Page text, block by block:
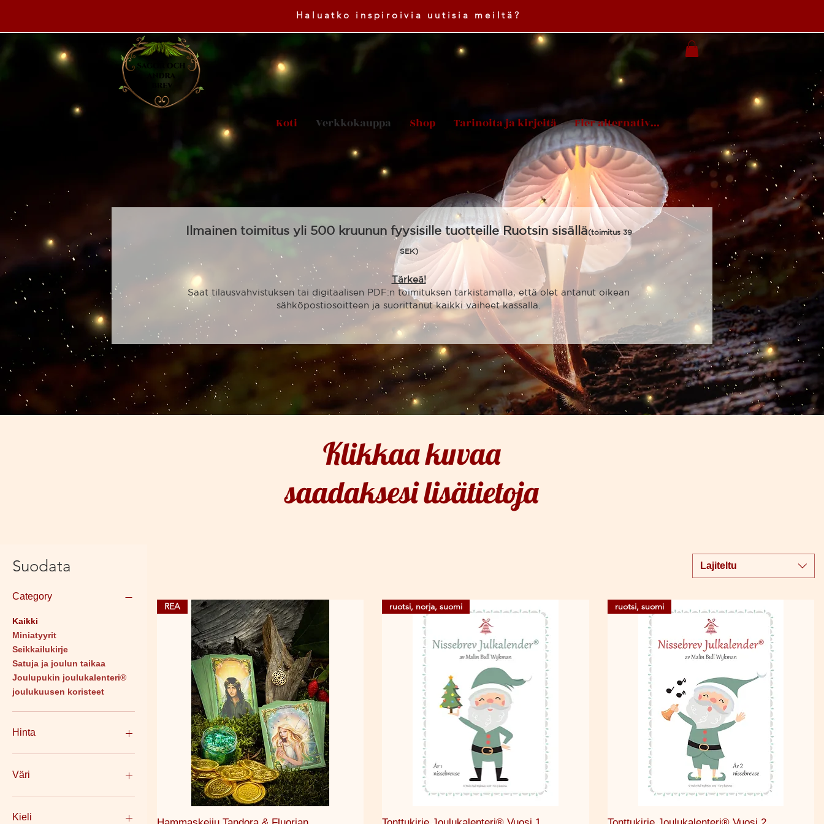
Haluatko inspiroivia uutisia meiltä?
Koti Verkkokauppa Shop Tarinoita ja kirjeitä Fler alternativ...
​Ilmainen toimitus yli 500 kruunun fyysisille tuotteille Ruotsin sisällä(toimitus 39
SEK)
Tärkeä!
Saat tilausvahvistuksen tai digitaalisen PDF:n toimituksen tarkistamalla, että olet antanut oikean
sähköpostiosoitteen ja suorittanut kaikki vaiheet kassalla.
Klikkaa kuvaa
saadaksesi lisätietoja
Suodata
Category
Kaikki
Miniatyyrit
Seikkailukirje
Satuja ja joulun taikaa
Joulupukin joulukalenteri®
joulukuusen koristeet
Hinta
5 SEK
Väri
Kieli
Lajiteltu
REA ruotsi, norja, suomi ruotsi, suomi